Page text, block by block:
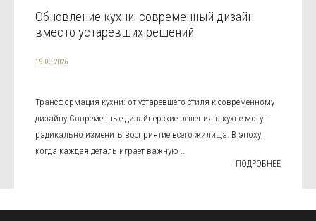
Обновление кухни: современный дизайн
вместо устаревших решений
19.06.2026
Трансформация кухни: от устаревшего стиля к современному
дизайну Современные дизайнерские решения в кухне могут
радикально изменить восприятие всего жилища. В эпоху,
когда каждая деталь играет важную ...
ПОДРОБНЕЕ